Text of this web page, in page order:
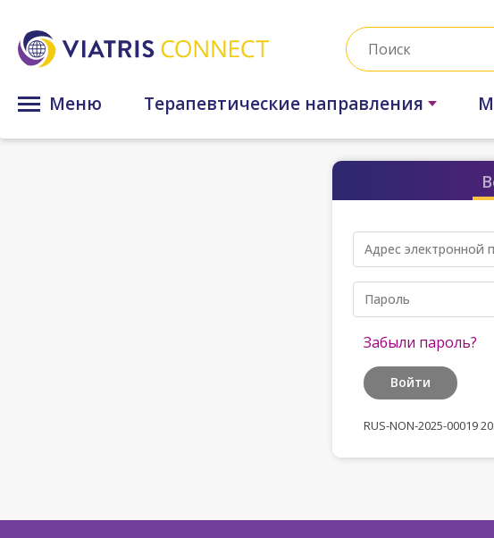
Меню Терапевтические направления
Адрес электронной
Пароль
Забыли пароль?
Войти
RUS-NON-2025-00019